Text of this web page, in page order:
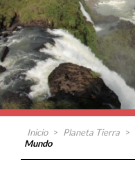
Inicio > Planeta Tierra >
Mundo